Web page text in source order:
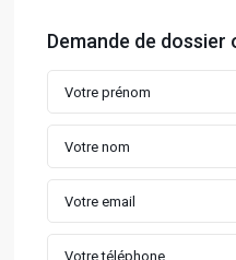
Demande de dossier